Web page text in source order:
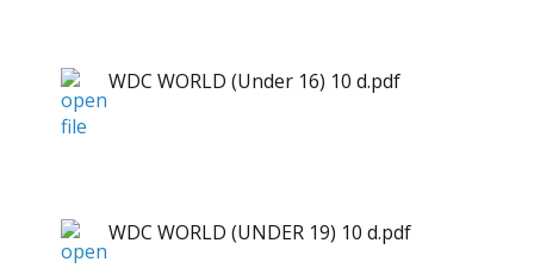
WDC WORLD (Under 16) 10 d.pdf
WDC WORLD (UNDER 19) 10 d.pdf